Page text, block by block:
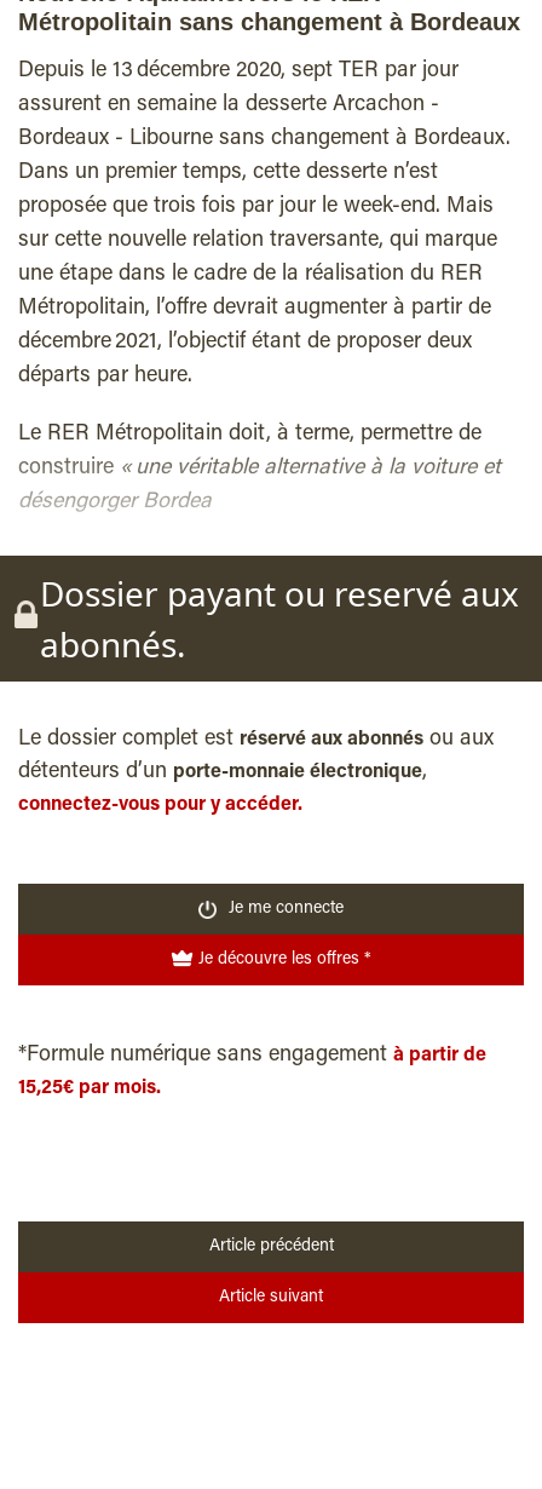
Métropolitain sans changement à Bordeaux
Depuis le 13 décembre 2020, sept TER par jour
assurent en semaine la desserte Arcachon -
Bordeaux - Libourne sans changement à Bordeaux.
Dans un premier temps, cette desserte n’est
proposée que trois fois par jour le week-end. Mais
sur cette nouvelle relation traversante, qui marque
une étape dans le cadre de la réalisation du RER
Métropolitain, l’offre devrait augmenter à partir de
décembre 2021, l’objectif étant de proposer deux
départs par heure.
Le RER Métropolitain doit, à terme, permettre de
construire « une véritable alternative à la voiture et
désengorger Bordea
Dossier payant ou reservé aux
abonnés.
Le dossier complet est réservé aux abonnés ou aux
détenteurs d’un porte-monnaie électronique,
connectez-vous pour y accéder.
Je me connecte
Je découvre les offres *
*Formule numérique sans engagement à partir de
15,25€ par mois.
Article précédent
Article suivant